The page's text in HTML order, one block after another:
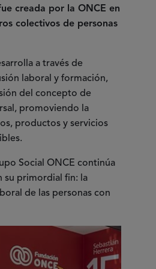
creada por la ONCE en
colectivos de personas
a través de
laboral y formación,
del concepto de
promoviendo la
productos y servicios
Social ONCE continúa
primordial fin: la
de las personas con